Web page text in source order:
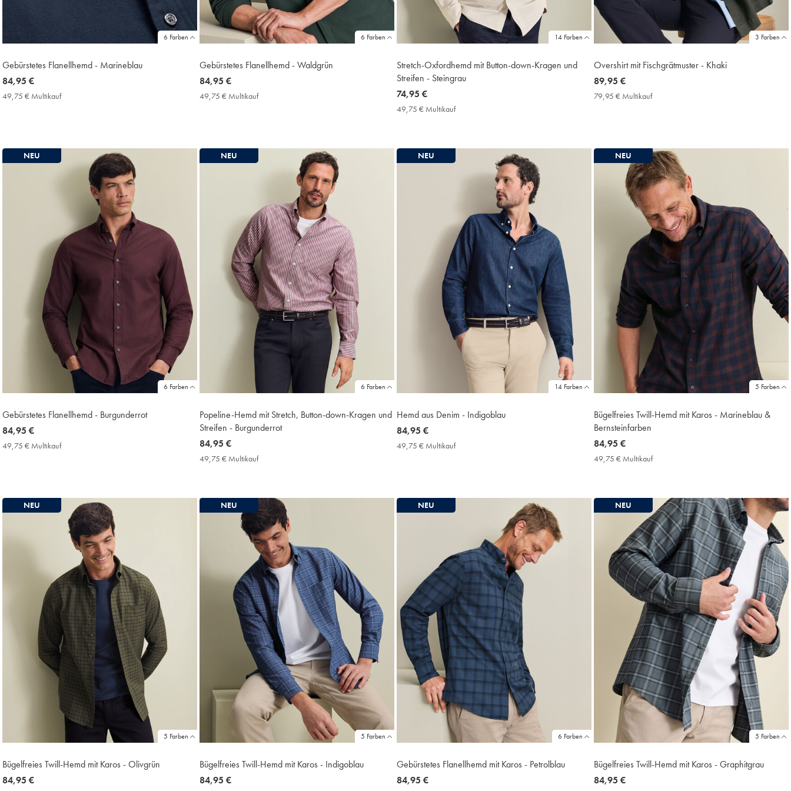
6 Farben
Gebürstetes Flanellhemd - Marineblau
now
84,95
84,95 €
49,75 € Multikauf49,75
6 Farben
Gebürstetes Flanellhemd - Waldgrün
now
84,95
84,95 €
49,75 € Multikauf49,75
14 Farben
Stretch-Oxfordhemd mit Button-down-Kragen und
Streifen - Steingrau
now
74,95
74,95 €
49,75 € Multikauf49,75
3 Farben
Overshirt mit Fischgrätmuster - Khaki
now
89,95
89,95 €
79,95 € Multikauf79,95
6 Farben
NEU
Gebürstetes Flanellhemd - Burgunderrot
now
84,95
84,95 €
49,75 € Multikauf49,75
6 Farben
NEU
Popeline-Hemd mit Stretch, Button-down-Kragen und
Streifen - Burgunderrot
now
84,95
84,95 €
49,75 € Multikauf49,75
14 Farben
NEU
Hemd aus Denim - Indigoblau
now
84,95
84,95 €
49,75 € Multikauf49,75
5 Farben
NEU
Bügelfreies Twill-Hemd mit Karos - Marineblau &
Bernsteinfarben
now
84,95
84,95 €
49,75 € Multikauf49,75
5 Farben
NEU
Bügelfreies Twill-Hemd mit Karos - Olivgrün
now
84,95 €
5 Farben
NEU
Bügelfreies Twill-Hemd mit Karos - Indigoblau
now
84,95 €
6 Farben
NEU
Gebürstetes Flanellhemd mit Karos - Petrolblau
now
84,95 €
5 Farben
NEU
Bügelfreies Twill-Hemd mit Karos - Graphitgrau
now
84,95 €